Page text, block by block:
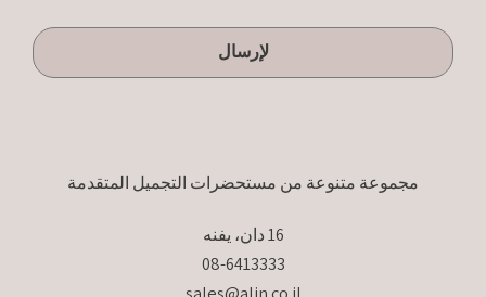
لإرسال
مجموعة متنوعة من مستحضرات التجميل المتقدمة
16 دان، يفنه
08-6413333